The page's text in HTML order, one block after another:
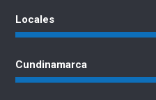
Locales
Cundinamarca